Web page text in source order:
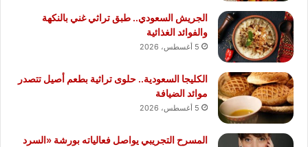
الجريش السعودي.. طبق تراثي غني بالنكهة
والفوائد الغذائية
5 أغسطس، 2026
الكليجا السعودية.. حلوى تراثية بطعم أصيل تتصدر
موائد الضيافة
5 أغسطس، 2026
المسرح التجريبي يواصل فعالياته بورشة «السرد